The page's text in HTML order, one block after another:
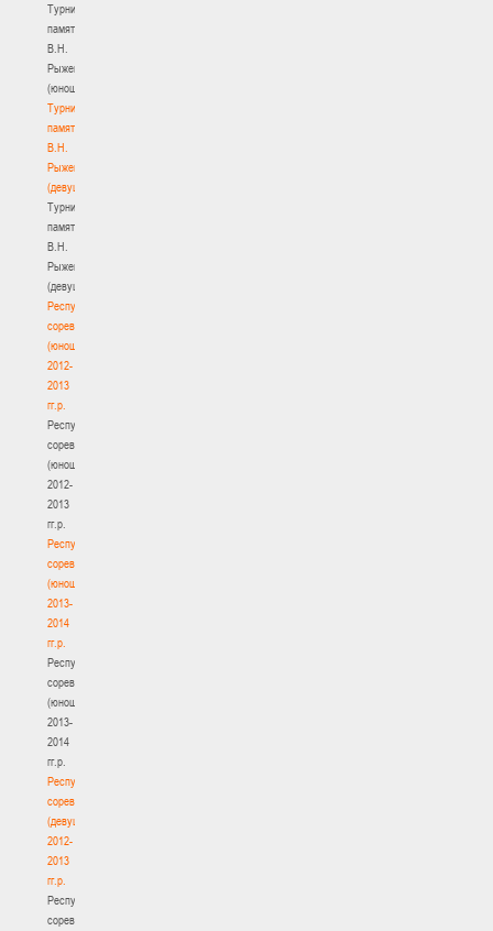
Турнир
памяти
В.Н.
Рыженкова
(юноши)
Турнир
памяти
В.Н.
Рыженкова
(девушки)
Турнир
памяти
В.Н.
Рыженкова
(девушки)
Республиканские
соревнования
(юноши)
2012-
2013
гг.р.
Республиканские
соревнования
(юноши)
2012-
2013
гг.р.
Республиканские
соревнования
(юноши)
2013-
2014
гг.р.
Республиканские
соревнования
(юноши)
2013-
2014
гг.р.
Республиканские
соревнования
(девушки)
2012-
2013
гг.р.
Республиканские
соревнования